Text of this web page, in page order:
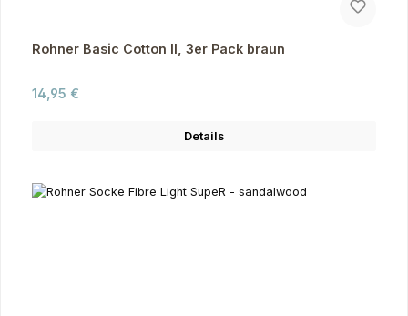
Rohner Basic Cotton II, 3er Pack braun
Regulärer Preis:
14,95 €
Details